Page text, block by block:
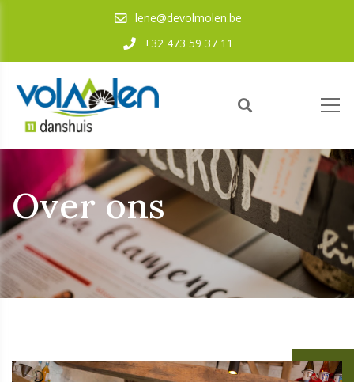
lene@devolmolen.be
+32 473 59 37 11
Over ons